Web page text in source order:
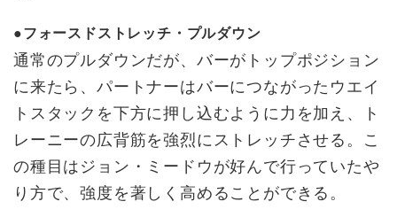
●フォースドストレッチ・プルダウン
通常のプルダウンだが、バーがトップポジション
に来たら、パートナーはバーにつながったウエイ
トスタックを下方に押し込むように力を加え、ト
レーニーの広背筋を強烈にストレッチさせる。こ
の種目はジョン・ミードウが好んで行っていたや
り方で、強度を著しく高めることができる。